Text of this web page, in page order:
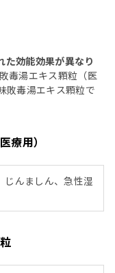
た効能効果が異なり
毒湯エキス顆粒（医
敗毒湯エキス顆粒で
療用）
じんましん、急性湿